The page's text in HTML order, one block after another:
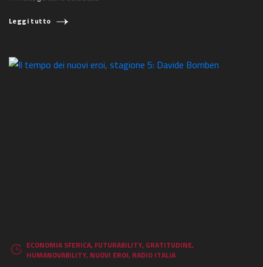
Leggi tutto
ECONOMIA SFERICA, FUTURABILITY, GRATITUDINE,
HUMANOVABILITY, NUOVI EROI, RADIO ITALIA